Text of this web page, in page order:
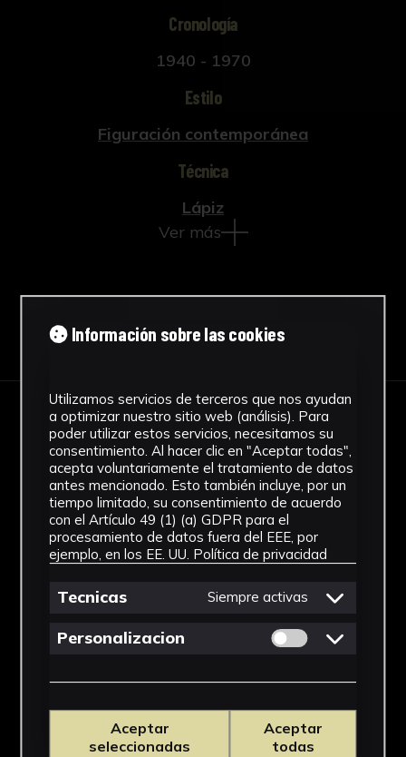
Cronología
1940 - 1970
Estilo
Figuración contemporánea
Técnica
Lápiz
Ver más
Descargar Ficha
IMÁGENES
Información sobre las cookies
Utilizamos servicios de terceros que nos ayudan
a optimizar nuestro sitio web (análisis). Para
poder utilizar estos servicios, necesitamos su
consentimiento. Al hacer clic en "Aceptar todas",
acepta voluntariamente el tratamiento de datos
antes mencionado. Esto también incluye, por un
tiempo limitado, su consentimiento de acuerdo
con el Artículo 49 (1) (a) GDPR para el
procesamiento de datos fuera del EEE, por
ejemplo, en los EE. UU. Política de privacidad
Tecnicas Siempre activas
Personalizacion Permitir cookies
Aceptar
seleccionadas
Aceptar
todas